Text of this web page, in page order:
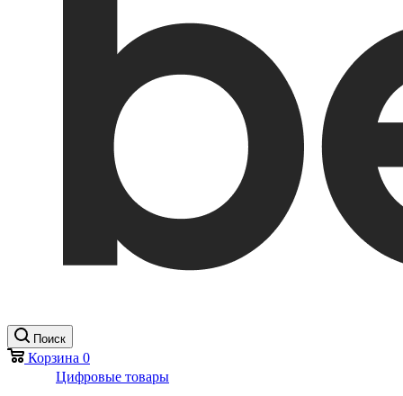
Поиск
Корзина 0
Цифровые товары